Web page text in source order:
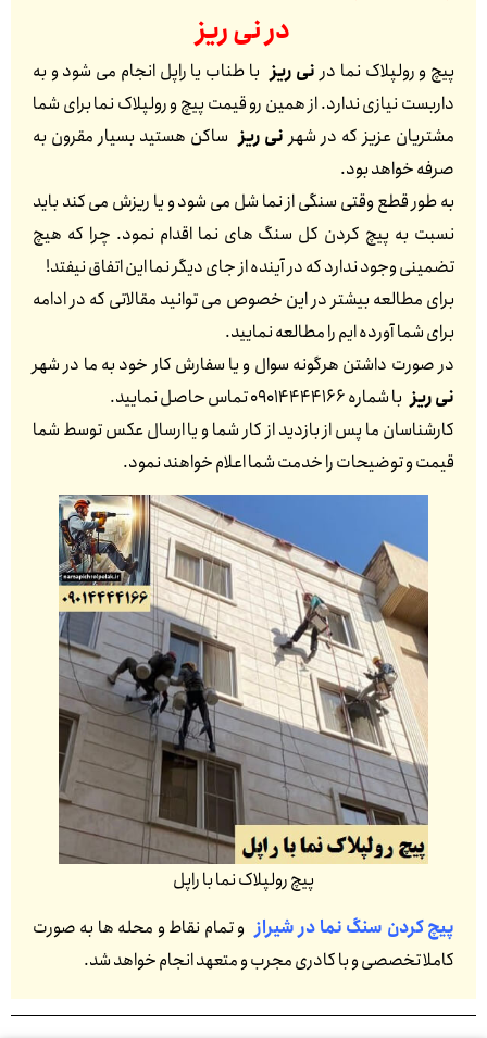
درنی ریز
پیچ و رولپلاک نما در نی ریزبا طناب یا راپل انجام می شود و به
داربست نیازی ندارد. از همین رو قیمت پیچ و رولپلاک نما برای شما
مشتریان عزیز که در شهر نی ریزساکن هستید بسیار مقرون به
صرفه خواهد بود.
به طور قطع وقتی سنگی از نما شل می شود و یا ریزش می کند باید
نسبت به پیچ کردن کل سنگ های نما اقدام نمود. چرا که هیچ
تضمینی وجود ندارد که در آینده از جای دیگر نما این اتفاق نیفتد!
برای مطالعه بیشتر در این خصوص می توانید مقالاتی که در ادامه
برای شما آورده ایم را مطالعه نمایید.
در صورت داشتن هرگونه سوال و یا سفارش کار خود به ما در شهر
نی ریزبا شماره 09014444166 تماس حاصل نمایید.
کارشناسان ما پس از بازدید از کار شما و یا ارسال عکس توسط شما
قیمت و توضیحات را خدمت شما اعلام خواهند نمود.
پیچ رولپلاک نما با راپل
پیچ کردن سنگ نما در شیرازو تمام نقاط و محله ها به صورت
کاملا تخصصی و با کادری مجرب و متعهد انجام خواهد شد.